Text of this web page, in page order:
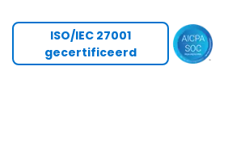
ISO/IEC 27001
gecertificeerd